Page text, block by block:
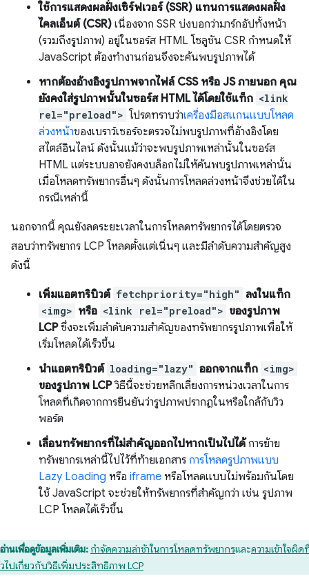
ใช้การแสดงผลฝั่งเซิร์ฟเวอร์ (SSR) แทนการแสดงผลฝั่ง
ไคลเอ็นต์ (CSR) เนื่องจาก SSR บ่งบอกว่ามาร์กอัปทั้งหน้า
(รวมถึงรูปภาพ) อยู่ในซอร์ส HTML โซลูชัน CSR กำหนดให้
JavaScript ต้องทำงานก่อนจึงจะค้นพบรูปภาพได้
หากต้องอ้างอิงรูปภาพจากไฟล์ CSS หรือ JS ภายนอก คุณ
ยังคงใส่รูปภาพนั้นในซอร์ส HTML ได้โดยใช้แท็ก <link
rel="preload"> โปรดทราบว่าเครื่องมือสแกนแบบโหลด
ล่วงหน้าของเบราว์เซอร์จะตรวจไม่พบรูปภาพที่อ้างอิงโดย
สไตล์อินไลน์ ดังนั้นแม้ว่าจะพบรูปภาพเหล่านั้นในซอร์ส
HTML แต่ระบบอาจยังคงบล็อกไม่ให้ค้นพบรูปภาพเหล่านั้น
เมื่อโหลดทรัพยากรอื่นๆ ดังนั้นการโหลดล่วงหน้าจึงช่วยได้ใน
กรณีเหล่านี้
นอกจากนี้ คุณยังลดระยะเวลาในการโหลดทรัพยากรได้โดยตรวจ
สอบว่าทรัพยากร LCP โหลดตั้งแต่เนิ่นๆ และมีลําดับความสําคัญสูง
ดังนี้
เพิ่มแอตทริบิวต์ fetchpriority="high" ลงในแท็ก
<img> หรือ <link rel="preload"> ของรูปภาพ
LCPซึ่งจะเพิ่มลำดับความสำคัญของทรัพยากรรูปภาพเพื่อให้
เริ่มโหลดได้เร็วขึ้น
นําแอตทริบิวต์ loading="lazy" ออกจากแท็ก <img>
ของรูปภาพ LCPวิธีนี้จะช่วยหลีกเลี่ยงการหน่วงเวลาในการ
โหลดที่เกิดจากการยืนยันว่ารูปภาพปรากฏในหรือใกล้กับวิว
พอร์ต
เลื่อนทรัพยากรที่ไม่สําคัญออกไปหากเป็นไปได้การย้าย
ทรัพยากรเหล่านี้ไปไว้ที่ท้ายเอกสาร การโหลดรูปภาพแบบ
Lazy Loading หรือ iframe หรือโหลดแบบไม่พร้อมกันโดย
ใช้ JavaScript จะช่วยให้ทรัพยากรที่สําคัญกว่า เช่น รูปภาพ
LCP โหลดได้เร็วขึ้น
อ่านเพื่อดูข้อมูลเพิ่มเติม: กำจัดความล่าช้าในการโหลดทรัพยากรและความเข้าใจผิ
ไปเกี่ยวกับวิธีเพิ่มประสิทธิภาพ LCP